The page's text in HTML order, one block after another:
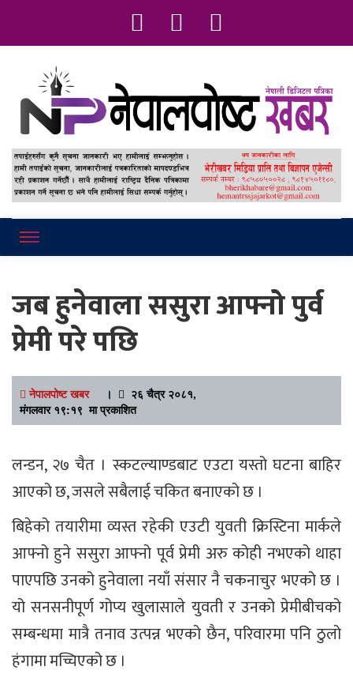
जब हुनेवाला ससुरा आफ्नो पुर्व
प्रेमी परे पछि
नेपालपोष्ट खबर।
२६ चैत्र २०८१,
मंगलवार १९:१९ मा प्रकाशित
लन्डन, २७ चैत । स्कटल्याण्डबाट एउटा यस्तो घटना बाहिर
आएको छ, जसले सबैलाई चकित बनाएको छ ।
बिहेको तयारीमा व्यस्त रहेकी एउटी युवती क्रिस्टिना मार्कले
आफ्नो हुने ससुरा आफ्नो पूर्व प्रेमी अरु कोही नभएको थाहा
पाएपछि उनको हुनेवाला नयाँ संसार नै चकनाचुर भएको छ ।
यो सनसनीपूर्ण गोप्य खुलासाले युवती र उनको प्रेमीबीचको
सम्बन्धमा मात्रै तनाव उत्पन्न भएको छैन, परिवारमा पनि ठुलो
हंगामा मच्चिएको छ ।